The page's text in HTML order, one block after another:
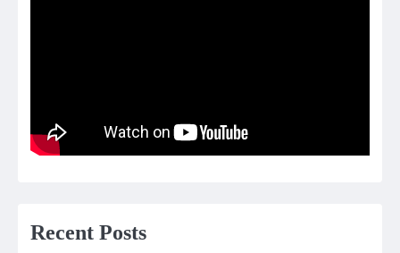
Recent Posts